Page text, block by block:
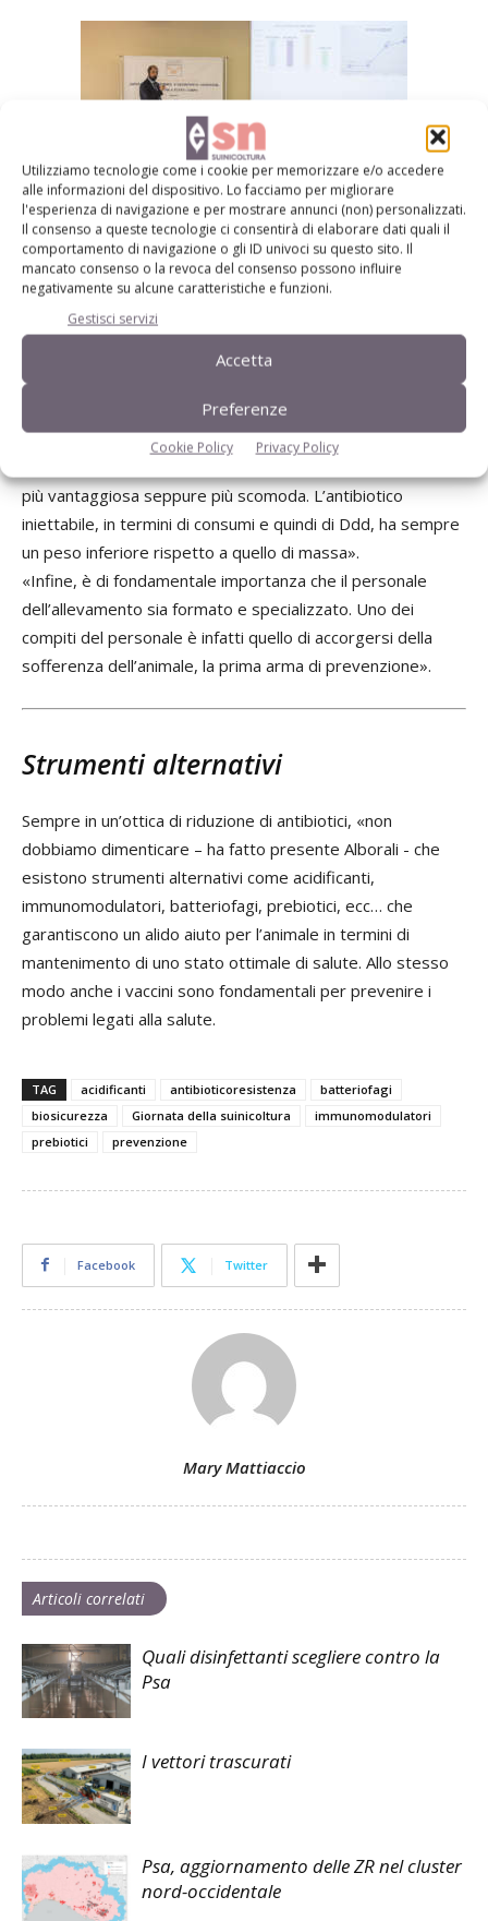
Utilizziamo tecnologie come i cookie per memorizzare e/o accedere
alle informazioni del dispositivo. Lo facciamo per migliorare
l'esperienza di navigazione e per mostrare annunci (non) personalizzati.
Il consenso a queste tecnologie ci consentirà di elaborare dati quali il
comportamento di navigazione o gli ID univoci su questo sito. Il
mancato consenso o la revoca del consenso possono influire
negativamente su alcune caratteristiche e funzioni.
Gestisci servizi
Accetta
Preferenze
Cookie Policy Privacy Policy
Giovanbattista Guadagnini, uno dei relatori della Giornata della
Suinicoltura
Infine, la somministrazione con acqua, ha sottolineato
Scollo, «è favorevole per garantire l’assunzione da parte di
quegli animali che non hanno appetito; la conseguenza
negativa tuttavia è l’ingente spreco di prodotto».
«È per questi motivi che la somministrazione individuale
più vantaggiosa seppure più scomoda. L’antibiotico
iniettabile, in termini di consumi e quindi di Ddd, ha sempre
un peso inferiore rispetto a quello di massa».
«Infine, è di fondamentale importanza che il personale
dell’allevamento sia formato e specializzato. Uno dei
compiti del personale è infatti quello di accorgersi della
sofferenza dell’animale, la prima arma di prevenzione».
Strumenti alternativi
Sempre in un’ottica di riduzione di antibiotici, «non
dobbiamo dimenticare – ha fatto presente Alborali - che
esistono strumenti alternativi come acidificanti,
immunomodulatori, batteriofagi, prebiotici, ecc… che
garantiscono un alido aiuto per l’animale in termini di
mantenimento di uno stato ottimale di salute. Allo stesso
modo anche i vaccini sono fondamentali per prevenire i
problemi legati alla salute.
TAG acidificanti antibioticoresistenza
batteriofagi
biosicurezza
Giornata della suinicoltura
immunomodulatori
prebiotici
prevenzione
Facebook Twitter
Mary Mattiaccio
Articoli correlati
Quali disinfettanti scegliere contro la
Psa
I vettori trascurati
Psa, aggiornamento delle ZR nel cluster
nord-occidentale